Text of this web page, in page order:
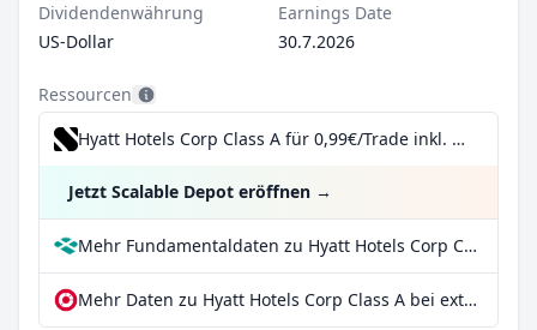
Dividendenwährung
US-Dollar
Earnings Date
30.7.2026
Ressourcen
Hyatt Hotels Corp Class A für 0,99€/Trade inkl. Dividend Reinvestment Plan
Jetzt Scalable Depot eröffnen →
Mehr Fundamentaldaten zu Hyatt Hotels Corp Class A bei Parqet
Mehr Daten zu Hyatt Hotels Corp Class A bei extraETF